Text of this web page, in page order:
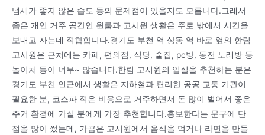
냄새가 좋지 않은 습도 등의 문제점이 있을지도 모릅니다.그래서
좁은 개인 거주 공간인 원룸과 고시원 생활은 주로 밖에서 시간을
보내고 자는데 적합합니다.경기도 부천 역 상동 역 바로 옆의 한림
고시원은 근처에는 카페, 편의점, 식당, 술집, pc방, 동전 노래방 등
놀이처 등이 너무~ 많습니다.한림 고시원의 입실을 추천하는 분은
경기도 부천 인근에서 생활은 지하철과 편리한 공공 교통 기관이
필요한 분, 코스파 적은 비용으로 거주하면서 돈 많이 벌어서 좋은
주거 환경에 가실 분에게 가장 추천합니다.홍보한다는 문구에 단
점을 많이 썼는데, 가끔은 고시원에서 음식을 먹거나 라면을 만들